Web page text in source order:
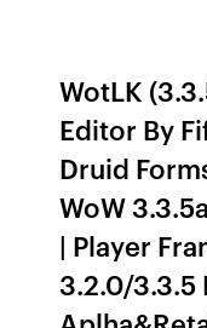
WotLK
Editor By
Druid
WoW
| Player
3.2.0/3.3.5